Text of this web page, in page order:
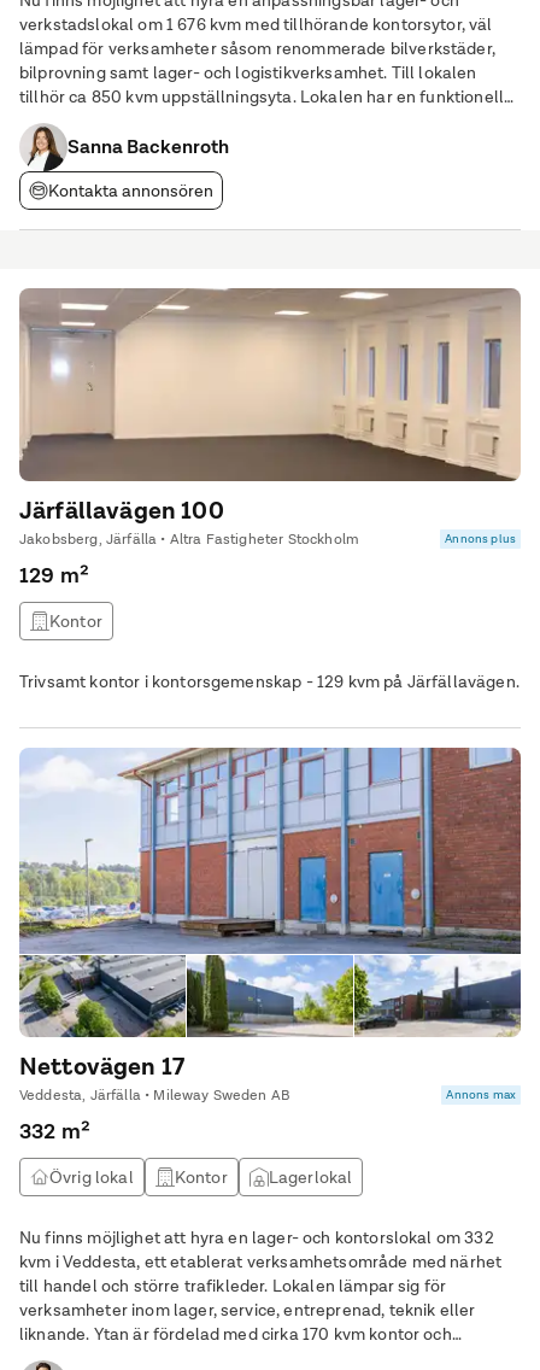
verkstadslokal om 1 676 kvm med tillhörande kontorsytor, väl
lämpad för verksamheter såsom renommerade bilverkstäder,
bilprovning samt lager- och logistikverksamhet. Till lokalen
tillhör ca 850 kvm uppställningsyta. Lokalen har en funktionell
och effektiv planlösning med tydlig uppdelning mellan
verkstads-/lagerytor och kontor. Reception
Sanna Backenroth
Kontakta annonsören
Järfällavägen 100
Jakobsberg, Järfälla • Altra Fastigheter Stockholm Annons plus
129 m²
Kontor
Trivsamt kontor i kontorsgemenskap - 129 kvm på Järfällavägen.
Nettovägen 17
Veddesta, Järfälla • Mileway Sweden AB Annons max
332 m²
Övrig lokal Kontor Lagerlokal
Nu finns möjlighet att hyra en lager- och kontorslokal om 332
kvm i Veddesta, ett etablerat verksamhetsområde med närhet
till handel och större trafikleder. Lokalen lämpar sig för
verksamheter inom lager, service, entreprenad, teknik eller
liknande. Ytan är fördelad med cirka 170 kvm kontor och
personalutrymmen, vilket ger en tydlig uppdelning mellan